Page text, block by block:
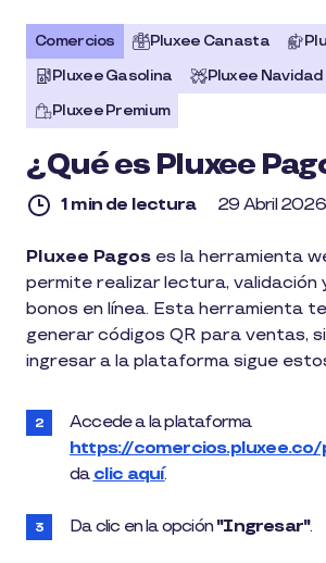
Comercios Pluxee Canasta
Pluxee Gasolina
Pluxee Navidad
Pluxee Premium
¿Qué es Pluxee
1 min de lectura 29 Abril 2026
1
de
lectura
Pluxee Pagos es la herramienta
permite realizar lectura, validación
bonos en línea. Esta herramienta
generar códigos QR para ventas,
ingresar a la plataforma sigue
Accede a la plataforma
https://
da clic aquí.
Da clic en la opción"Ingresar".